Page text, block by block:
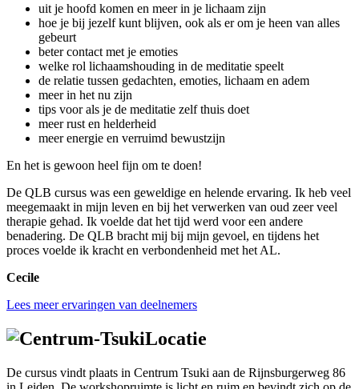
uit je hoofd komen en meer in je lichaam zijn
hoe je bij jezelf kunt blijven, ook als er om je heen van alles
gebeurt
beter contact met je emoties
welke rol lichaamshouding in de meditatie speelt
de relatie tussen gedachten, emoties, lichaam en adem
meer in het nu zijn
tips voor als je de meditatie zelf thuis doet
meer rust en helderheid
meer energie en verruimd bewustzijn
En het is gewoon heel fijn om te doen!
De QLB cursus was een geweldige en helende ervaring. Ik heb veel
meegemaakt in mijn leven en bij het verwerken van oud zeer veel
therapie gehad. Ik voelde dat het tijd werd voor een andere
benadering. De QLB bracht mij bij mijn gevoel, en tijdens het
proces voelde ik kracht en verbondenheid met het AL.
Cecile
Lees meer ervaringen van deelnemers
Locatie
De cursus vindt plaats in Centrum Tsuki aan de Rijnsburgerweg 86